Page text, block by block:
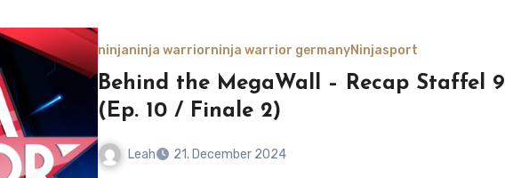
ninjaninja warriorninja warrior germanyNinjasport
Behind the MegaWall – Recap Staffel 9
(Ep. 10 / Finale 2)
Leah 21. December 2024